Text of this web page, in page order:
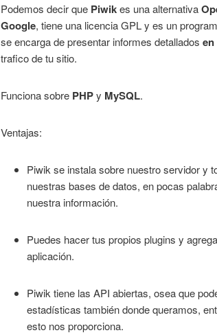
Podemos decir que Piwikes una alternativa
Google, tiene una licencia GPL y es un
se encarga de presentar informes detallados
trafico de tu sitio.
Funciona sobre PHPy MySQL.
Ventajas:
Piwik se instala sobre nuestro servidor y
nuestras bases de datos, en pocas
nuestra información.
Puedes hacer tus propios plugins y
aplicación.
Piwik tiene las API abiertas, osea que
estadísticas también donde queramos,
esto nos proporciona.